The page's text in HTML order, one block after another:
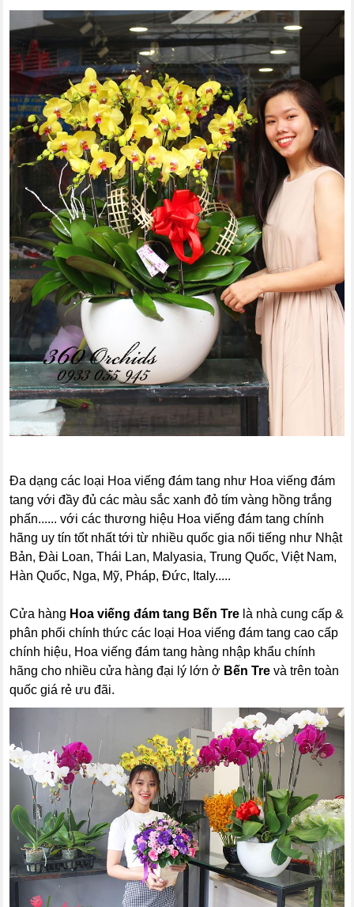
Đa dạng các loại Hoa viếng đám tang như Hoa viếng đám
tang với đầy đủ các màu sắc xanh đỏ tím vàng hồng trắng
phấn...... với các thương hiệu Hoa viếng đám tang chính
hãng uy tín tốt nhất tới từ nhiều quốc gia nổi tiếng như Nhật
Bản, Đài Loan, Thái Lan, Malyasia, Trung Quốc, Việt Nam,
Hàn Quốc, Nga, Mỹ, Pháp, Đức, Italy.....
Cửa hàng Hoa viếng đám tang Bến Tre là nhà cung cấp &
phân phối chính thức các loại Hoa viếng đám tang cao cấp
chính hiệu, Hoa viếng đám tang hàng nhập khẩu chính
hãng cho nhiều cửa hàng đại lý lớn ở Bến Tre và trên toàn
quốc giá rẻ ưu đãi.